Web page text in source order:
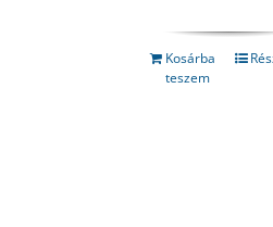
was:
550 Ft.
is:
Kosárba
teszem